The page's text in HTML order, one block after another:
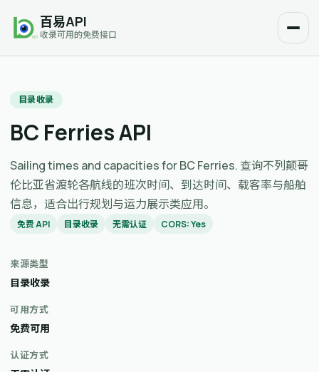
百易API
收录可用的免费接口
目录收录
BC Ferries API
Sailing times and capacities for BC Ferries. 查询不列颠哥
伦比亚省渡轮各航线的班次时间、到达时间、载客率与船舶
信息，适合出行规划与运力展示类应用。
免费 API 目录收录 无需认证 CORS: Yes
来源类型
目录收录
可用方式
免费可用
认证方式